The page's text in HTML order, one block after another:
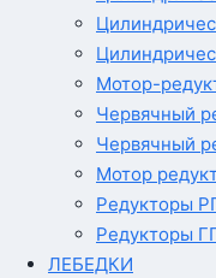
Мотор-
Червячный
Червячный
Мотор
Редукторы
Редукторы
ЛЕБЕДКИ